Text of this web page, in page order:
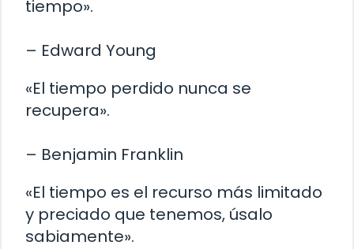
tiempo».
– Edward Young
«El tiempo perdido nunca se
recupera».
– Benjamin Franklin
«El tiempo es el recurso más limitado
y preciado que tenemos, úsalo
sabiamente».